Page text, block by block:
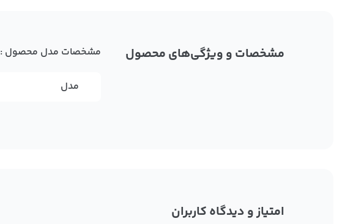
مشخصات و ویژگی‌های محصول مشخصات مدل محصول :
مدل
امتیاز و دیدگاه کاربران